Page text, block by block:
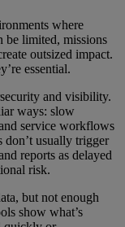
where
be limited, missions
outsized impact.
essential.
and visibility.
ways: slow
service workflows
don’t usually trigger
reports as delayed
risk.
but not enough
show what’s